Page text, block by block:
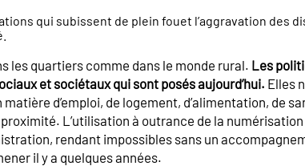
qui subissent de plein fouet l’aggravation des
les quartiers comme dans le monde rural. Les
et sociétaux qui sont posés aujourd’hui. Elles
d’emploi, de logement, d’alimentation, de
L’utilisation à outrance de la
rendant impossibles sans un
il y a quelques années.